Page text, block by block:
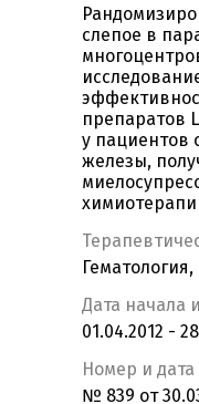
слепое в
препаратов
у пациентов
железы,
Дата начала
01.04.2012 -
Номер и дата
№ 839 от